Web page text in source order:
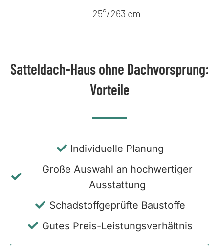
25°/263 cm
Satteldach-Haus ohne Dachvorsprung:
Vorteile
Individuelle Planung
Große Auswahl an hochwertiger
Ausstattung
Schadstoffgeprüfte Baustoffe
Gutes Preis-Leistungsverhältnis